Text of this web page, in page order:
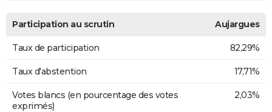
Participation au scrutin Aujargues
Taux de participation 82,29%
Taux d'abstention 17,71%
Votes blancs (en pourcentage des votes
exprimés)
2,03%